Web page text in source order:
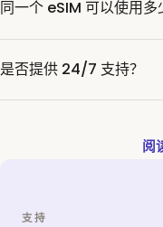
同一个 eSIM 可以使用多
是否提供 24/7 支持？
阅
支持